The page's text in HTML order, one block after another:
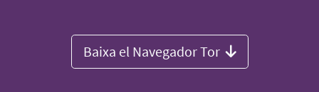
Baixa el Navegador Tor